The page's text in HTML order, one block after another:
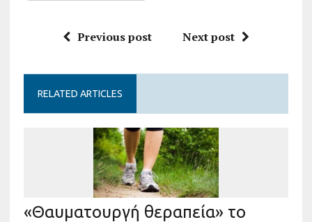
Previous post Next post
RELATED ARTICLES
«Θαυματουργή θεραπεία» το